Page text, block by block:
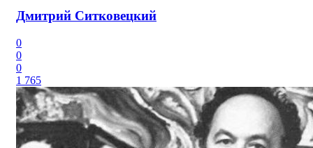
Дмитрий Ситковецкий
0
0
0
1 765